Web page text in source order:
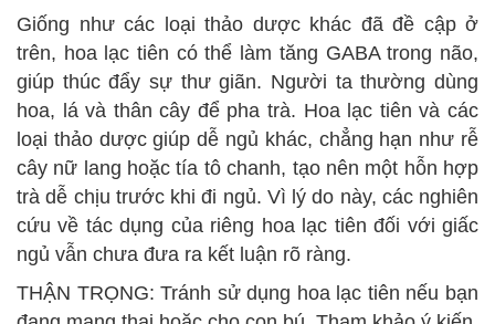
Giống như các loại thảo dược khác đã đề cập ở
trên, hoa lạc tiên có thể làm tăng GABA trong não,
giúp thúc đẩy sự thư giãn. Người ta thường dùng
hoa, lá và thân cây để pha trà. Hoa lạc tiên và các
loại thảo dược giúp dễ ngủ khác, chẳng hạn như rễ
cây nữ lang hoặc tía tô chanh, tạo nên một hỗn hợp
trà dễ chịu trước khi đi ngủ. Vì lý do này, các nghiên
cứu về tác dụng của riêng hoa lạc tiên đối với giấc
ngủ vẫn chưa đưa ra kết luận rõ ràng.
THẬN TRỌNG: Tránh sử dụng hoa lạc tiên nếu bạn